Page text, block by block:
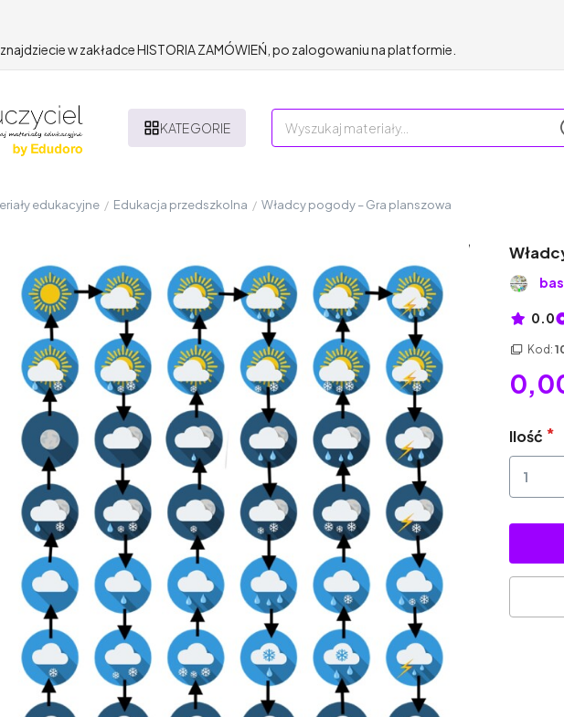
w zakładce HISTORIA ZAMÓWIEŃ, po zalogowaniu na platformie.
KATEGORIE
edukacyjne / Edukacja przedszkolna / Władcy pogody – Gra planszowa
0.0
Kod:
Ilość